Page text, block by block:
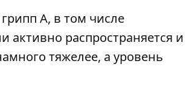
А, в том числе
распространяется и
тяжелее, а уровень